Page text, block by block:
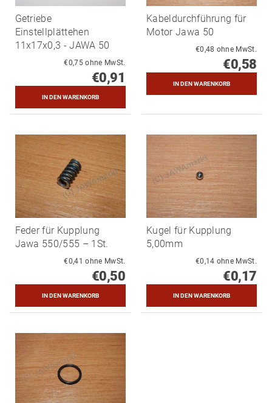
Getriebe
Einstellplättehen
11x17x0,3 - JAWA 50
€0,75 ohne MwSt.
€0,91
Kabeldurchführung für
Motor Jawa 50
€0,48 ohne MwSt.
€0,58
Feder für Kupplung
Jawa 550/555 – 1St.
€0,41 ohne MwSt.
€0,50
Kugel für Kupplung
5,00mm
€0,14 ohne MwSt.
€0,17